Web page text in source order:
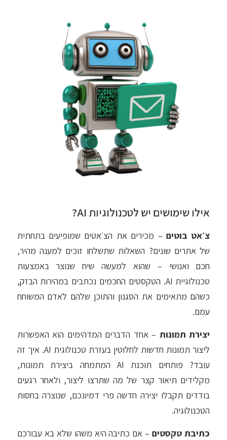
אילו שימושים יש לטכנולוגיות AI?
צ׳אט בוטים– מכירים את הצ׳אטים שמופיעים בתחתית
של אתרים שונים? השאלות שתשלחו זוכים למענה מהיר,
חכם ואנושי – שהוא למעשה שיח שנוצר באמצעות
טכנולוגיית AI. הטקסטים החכמים נכתבים במהירות הבזק,
כשהם מתאימים את הסגנון והתוכן שלהם לאדם המשוחח
עמם.
יצירת תמונות – אחד הדברים המדהימים הוא האפשרות
ליצור תמונות חדשות לחלוטין בעזרת טכנולוגית AI. איך זה
עובד? פותחים תוכנת AI המתמחה ביצירת תמונות,
מקלידים תיאור קצר של מה שתרצו ליצור, ולאחר רגעים
בודדים תקבלו יצירה חדשה פרי דמיונכם, שנוצרה בחסות
הטכנולוגיה.
כתיבת טקסטים– אם כתיבה היא משהו שלא בא עבורכם